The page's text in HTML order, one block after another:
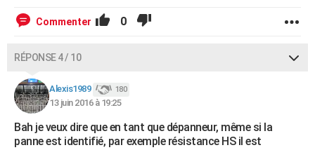
Commenter 0
RÉPONSE 4 / 10
Alexis1989 180
13 juin 2016 à 19:25
Bah je veux dire que en tant que dépanneur, même si la
panne est identifié, par exemple résistance HS il est